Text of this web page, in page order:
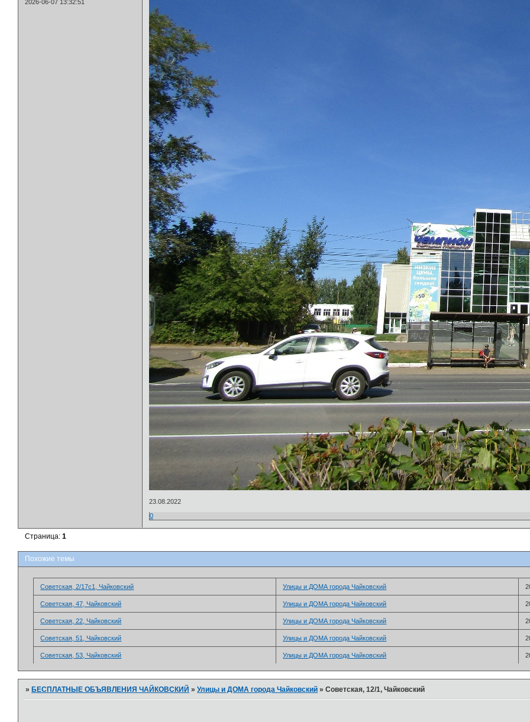
2026-06-07 13:32:51
23.08.2022
0
Страница:1
Похожие темы
Советская, 2/17с1, Чайковский ­Улицы и ДОМА города Чайковский
Советская, 47, Чайковский ­Улицы и ДОМА города Чайковский
Советская, 22, Чайковский ­Улицы и ДОМА города Чайковский
Советская, 51, Чайковский ­Улицы и ДОМА города Чайковский
Советская, 53, Чайковский ­Улицы и ДОМА города Чайковский
» БЕСПЛАТНЫЕ ОБЪЯВЛЕНИЯ ЧАЙКОВСКИЙ »­Улицы и ДОМА города Чайковский »Советская, 12/1, Чайковский